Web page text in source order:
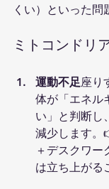
くい）といった問
ミトコンドリ
運動不足座り
体が「エネル
い」と判断し
減少します。
＋デスクワー
は立ち上がる